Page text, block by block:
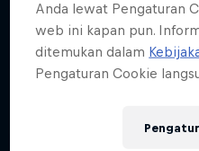
Let the
1 Season
Anda lewat Pengaturan
web ini kapan pun.
ditemukan dalam
Pengaturan Cookie